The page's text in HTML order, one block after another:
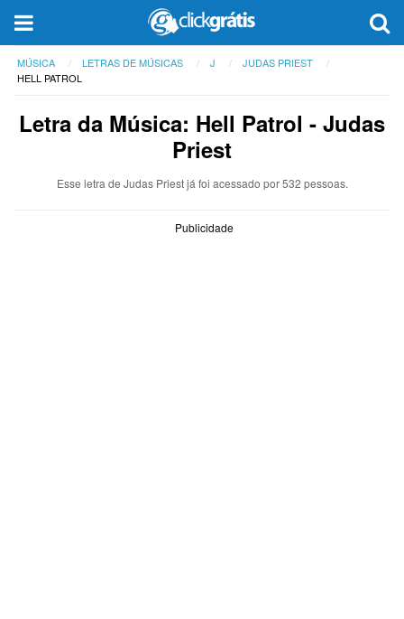
MÚSICA LETRAS DE MÚSICAS J
JUDAS PRIEST
HELL PATROL
Letra da Música: Hell Patrol - Judas
Priest
Esse letra de Judas Priest já foi acessado por 532 pessoas.
Publicidade